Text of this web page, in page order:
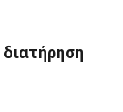
διατήρηση